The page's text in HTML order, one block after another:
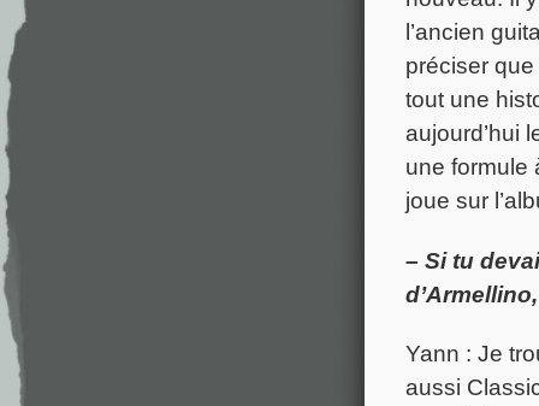
l’ancien
préciser
tout une
aujourd’hui
une formule
joue sur
– Si tu
Yann : Je
aussi